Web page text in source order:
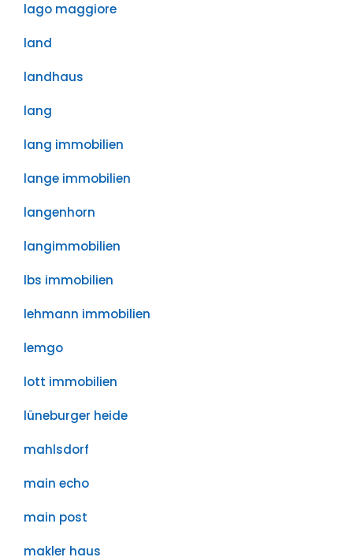
lago maggiore
land
landhaus
lang
lang immobilien
lange immobilien
langenhorn
langimmobilien
lbs immobilien
lehmann immobilien
lemgo
lott immobilien
lüneburger heide
mahlsdorf
main echo
main post
makler haus